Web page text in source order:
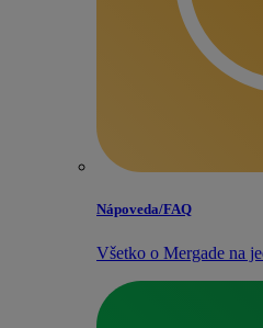
Nápoveda/​FAQ
Všetko o Mergade na